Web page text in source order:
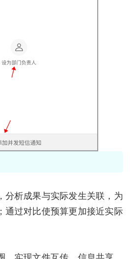
分析成果与实际发生关联，为
通过对比使预算更加接近实际